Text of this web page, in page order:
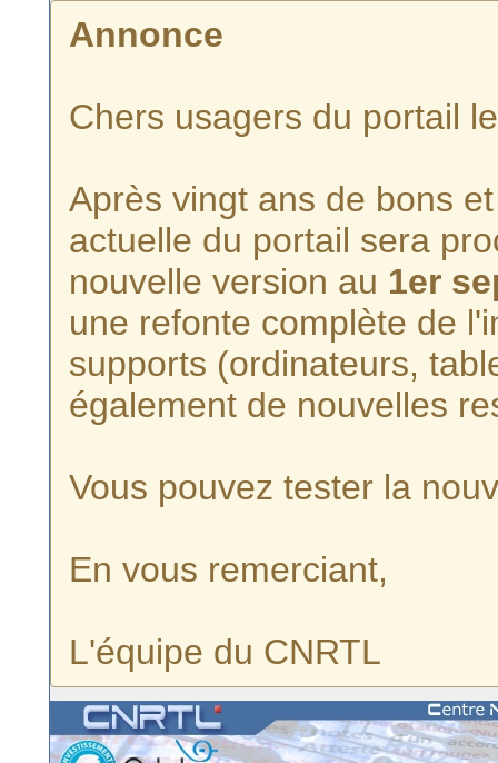
Annonce
Chers usagers du portail
Après vingt ans de bons
actuelle du portail sera
nouvelle version au 1er
une refonte complète de
supports (ordinateurs,
également de nouvelles
Vous pouvez tester la
En vous remerciant,
L'équipe du CNRTL